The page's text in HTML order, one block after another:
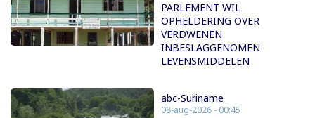
PARLEMENT WIL
OPHELDERING OVER
VERDWENEN
INBESLAGGENOMEN
LEVENSMIDDELEN
abc-Suriname
08-aug-2026 - 00:45